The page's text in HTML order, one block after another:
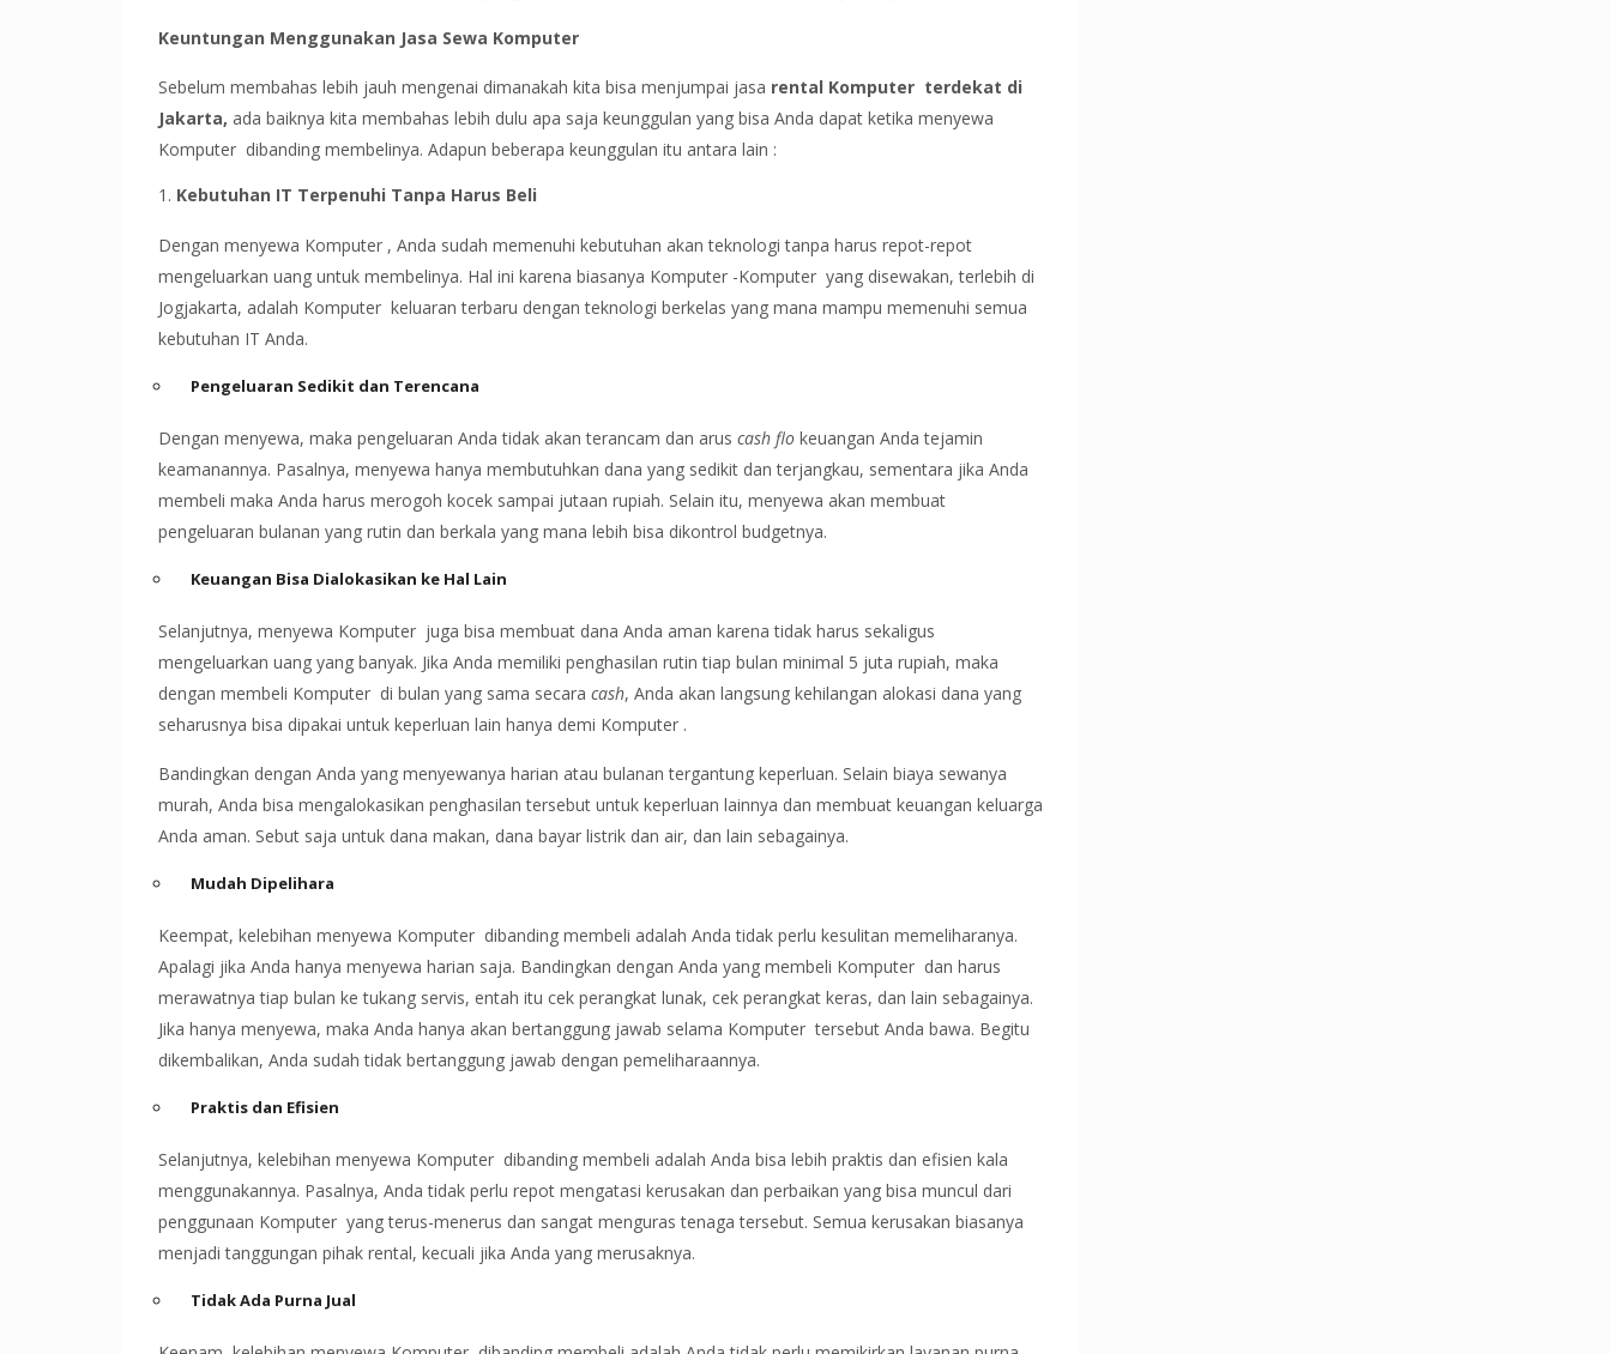
Keuntungan Menggunakan Jasa Sewa Komputer
Sebelum membahas lebih jauh mengenai dimanakah kita bisa menjumpai jasa rental Komputer terdekat di
Jakarta, ada baiknya kita membahas lebih dulu apa saja keunggulan yang bisa Anda dapat ketika menyewa
Komputer dibanding membelinya. Adapun beberapa keunggulan itu antara lain :
Kebutuhan IT Terpenuhi Tanpa Harus Beli
Dengan menyewa Komputer , Anda sudah memenuhi kebutuhan akan teknologi tanpa harus repot-repot
mengeluarkan uang untuk membelinya. Hal ini karena biasanya Komputer -Komputer yang disewakan, terlebih di
Jogjakarta, adalah Komputer keluaran terbaru dengan teknologi berkelas yang mana mampu memenuhi semua
kebutuhan IT Anda.
Pengeluaran Sedikit dan Terencana
Dengan menyewa, maka pengeluaran Anda tidak akan terancam dan arus cash flo keuangan Anda tejamin
keamanannya. Pasalnya, menyewa hanya membutuhkan dana yang sedikit dan terjangkau, sementara jika Anda
membeli maka Anda harus merogoh kocek sampai jutaan rupiah. Selain itu, menyewa akan membuat
pengeluaran bulanan yang rutin dan berkala yang mana lebih bisa dikontrol budgetnya.
Keuangan Bisa Dialokasikan ke Hal Lain
Selanjutnya, menyewa Komputer juga bisa membuat dana Anda aman karena tidak harus sekaligus
mengeluarkan uang yang banyak. Jika Anda memiliki penghasilan rutin tiap bulan minimal 5 juta rupiah, maka
dengan membeli Komputer di bulan yang sama secara cash, Anda akan langsung kehilangan alokasi dana yang
seharusnya bisa dipakai untuk keperluan lain hanya demi Komputer .
Bandingkan dengan Anda yang menyewanya harian atau bulanan tergantung keperluan. Selain biaya sewanya
murah, Anda bisa mengalokasikan penghasilan tersebut untuk keperluan lainnya dan membuat keuangan keluarga
Anda aman. Sebut saja untuk dana makan, dana bayar listrik dan air, dan lain sebagainya.
Mudah Dipelihara
Keempat, kelebihan menyewa Komputer dibanding membeli adalah Anda tidak perlu kesulitan memeliharanya.
Apalagi jika Anda hanya menyewa harian saja. Bandingkan dengan Anda yang membeli Komputer dan harus
merawatnya tiap bulan ke tukang servis, entah itu cek perangkat lunak, cek perangkat keras, dan lain sebagainya.
Jika hanya menyewa, maka Anda hanya akan bertanggung jawab selama Komputer tersebut Anda bawa. Begitu
dikembalikan, Anda sudah tidak bertanggung jawab dengan pemeliharaannya.
Praktis dan Efisien
Selanjutnya, kelebihan menyewa Komputer dibanding membeli adalah Anda bisa lebih praktis dan efisien kala
menggunakannya. Pasalnya, Anda tidak perlu repot mengatasi kerusakan dan perbaikan yang bisa muncul dari
penggunaan Komputer yang terus-menerus dan sangat menguras tenaga tersebut. Semua kerusakan biasanya
menjadi tanggungan pihak rental, kecuali jika Anda yang merusaknya.
Tidak Ada Purna Jual